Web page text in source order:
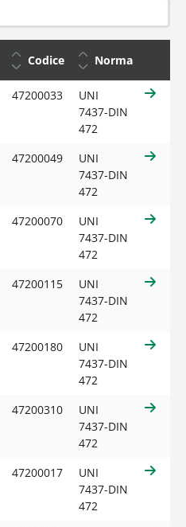
Codice Norma
47200033
UNI
7437-DIN
472
47200049
UNI
7437-DIN
472
47200070
UNI
7437-DIN
472
47200115
UNI
7437-DIN
472
47200180
UNI
7437-DIN
472
47200310
UNI
7437-DIN
472
47200017
UNI
7437-DIN
472